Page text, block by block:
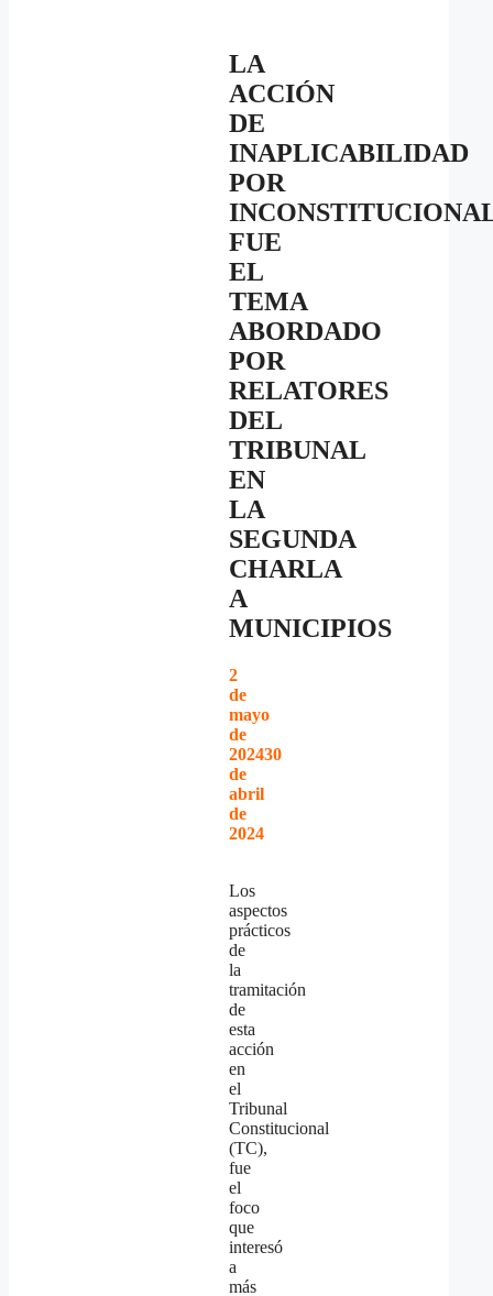
LA
ACCIÓN
DE
INAPLICABILIDAD
POR
FUE
EL
TEMA
ABORDADO
POR
RELATORES
DEL
TRIBUNAL
EN
LA
SEGUNDA
CHARLA
A
MUNICIPIOS
2
de
mayo
de
202430
de
abril
de
2024
Los
aspectos
prácticos
de
la
tramitación
de
esta
acción
en
el
Tribunal
Constitucional
(TC),
fue
el
foco
que
interesó
a
más